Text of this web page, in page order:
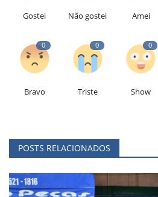
Gostei Não gostei Amei
0
Bravo
0
Triste
0
Show
POSTS RELACIONADOS